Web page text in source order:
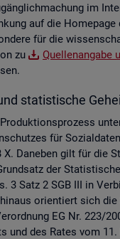
im
auf die
für die
zu
Quel­len­an­ga­be
sta­tis­ti­sche
für
X. Da­ne­ben gilt für die
der
3 Satz 2 SGB III in
ori­en­tiert sich
EG Nr. 223/
und des Rates vom